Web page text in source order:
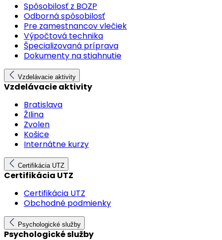
Spôsobilosť z BOZP
Odborná spôsobilosť
Pre zamestnancov vlečiek
Výpočtová technika
Špecializovaná príprava
Dokumenty na stiahnutie
Vzdelávacie aktivity
Vzdelávacie aktivity
Bratislava
ŽIlina
Zvolen
Košice
Internátne kurzy
Certifikácia UTZ
Certifikácia UTZ
Certifikácia UTZ
Obchodné podmienky
Psychologické služby
Psychologické služby